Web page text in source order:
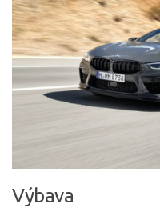
Výbava